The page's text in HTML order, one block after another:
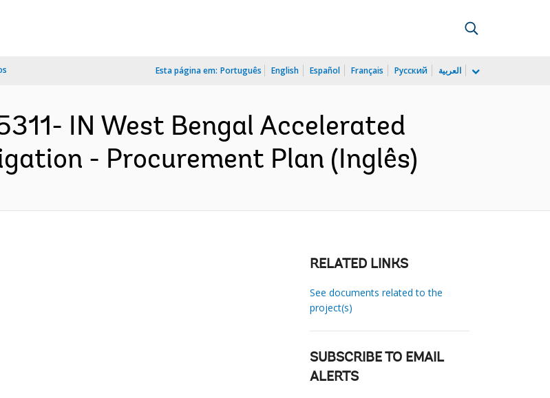
Esta página em: Português English Español Français Русский العربية
IN West Bengal Accelerated
- Procurement Plan (Inglês)
RELATED LINKS
See documents related to the
project(s)
SUBSCRIBE TO EMAIL
ALERTS